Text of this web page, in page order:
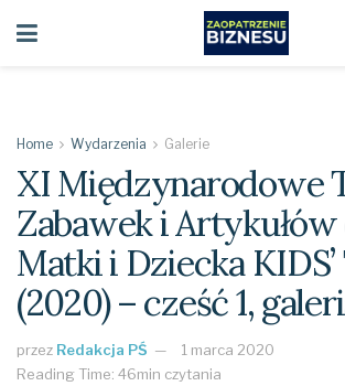
Home Wydarzenia Galerie
XI Międzynarodowe
Zabawek i Artykułów
Matki i Dziecka
(2020) – cześć 1,
przez Redakcja PŚ
1 marca 2020
Reading Time: 46min czytania